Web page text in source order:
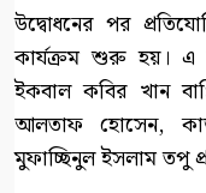
উদ্বোধনের পর
কার্যক্রম শুরু হয়। এ
ইকবাল কবির খান
আলতাফ হোসেন,
মুফাচ্ছিনুল ইসলাম তপু